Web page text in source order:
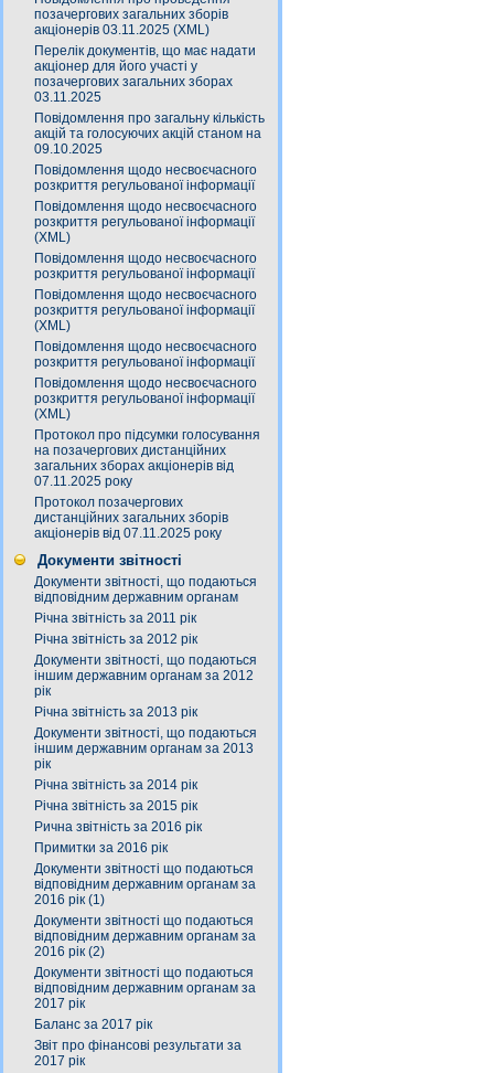
позачергових загальних зборів
акціонерів 03.11.2025 (XML)
Перелік документів, що має надати
акціонер для його участі у
позачергових загальних зборах
03.11.2025
Повідомлення про загальну кількість
акцій та голосуючих акцій станом на
09.10.2025
Повідомлення щодо несвоєчасного
розкриття регульованої інформації
Повідомлення щодо несвоєчасного
розкриття регульованої інформації
(XML)
Повідомлення щодо несвоєчасного
розкриття регульованої інформації
Повідомлення щодо несвоєчасного
розкриття регульованої інформації
(XML)
Повідомлення щодо несвоєчасного
розкриття регульованої інформації
Повідомлення щодо несвоєчасного
розкриття регульованої інформації
(XML)
Протокол про підсумки голосування
на позачергових дистанційних
загальних зборах акціонерів від
07.11.2025 року
Протокол позачергових
дистанційних загальних зборів
акціонерів від 07.11.2025 року
Документи звітності
Документи звітності, що подаються
відповідним державним органам
Річна звітність за 2011 рік
Річна звітність за 2012 рік
Документи звітності, що подаються
іншим державним органам за 2012
рік
Річна звітність за 2013 рік
Документи звітності, що подаються
іншим державним органам за 2013
рік
Річна звітність за 2014 рік
Річна звітність за 2015 рік
Рична звітність за 2016 рік
Примитки за 2016 рік
Документи звітності що подаються
відповідним державним органам за
2016 рік (1)
Документи звітності що подаються
відповідним державним органам за
2016 рік (2)
Документи звітності що подаються
відповідним державним органам за
2017 рік
Баланс за 2017 рік
Звіт про фінансові результати за
2017 рік